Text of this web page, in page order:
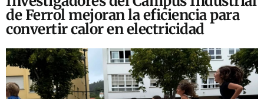
de Ferrol mejoran la eficiencia para
convertir calor en electricidad